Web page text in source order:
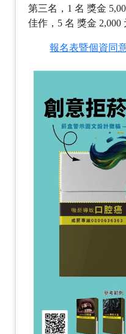
第三名，1 名 獎金
佳作，5 名 獎金 2,000
報名表暨個資同